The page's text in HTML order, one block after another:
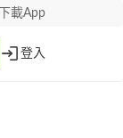
下載App
登入